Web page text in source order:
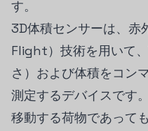
す。
3D体積センサーは、
Flight）技術を用いて
さ）および体積をコン
測定するデバイスです
移動する荷物であって